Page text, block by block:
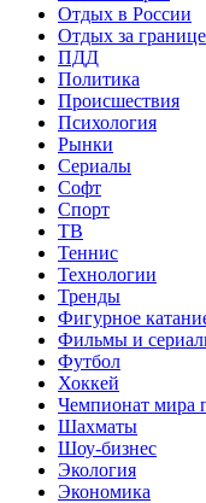
Отдых в России
Отдых за
ПДД
Политика
Происшествия
Психология
Рынки
Сериалы
Софт
Спорт
ТВ
Теннис
Технологии
Тренды
Фигурное
Фильмы и
Футбол
Хоккей
Чемпионат мира
Шахматы
Шоу-бизнес
Экология
Экономика